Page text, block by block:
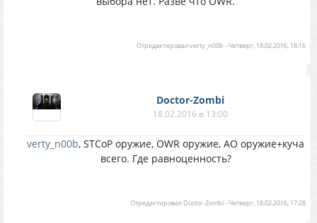
Отредактировалverty_n00b -Четверг, 18.02.2016, 18:16
Doctor-Zombi
18.02.2016 в 13:00
verty_n00b, STCoP оружие, OWR оружие, АО оружие+куча
всего. Где равноценность?
Отредактировал Doctor-Zombi-Четверг, 18.02.2016, 17:28